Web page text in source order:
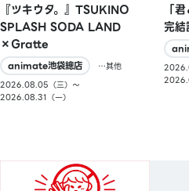
『ツキウタ。』TSUKINO
SPLASH SODA LAND
×Gratte
animate池袋總店
…其他
2026.08.05（三）〜
2026.08.31（一）
「
完